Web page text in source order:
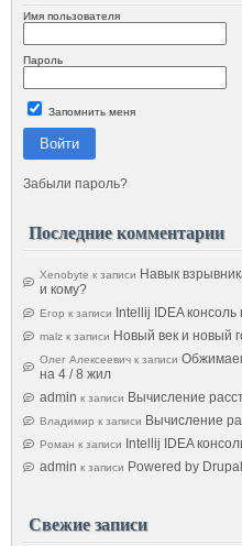
Имя пользователя
Пароль
Запомнить меня
Войти
Забыли пароль?
Последние комментарии
Xenobyte к записи Навык
и кому?
Егор к записи Intellij IDEA
malz к записи Новый век и новый
Олег Алексеевич к записи
на 4 / 8 жил
admin к записи Вычисление
Владимир к записи Вычисление
Роман к записи
Intellij IDEA
admin к записи Powered by
Свежие записи